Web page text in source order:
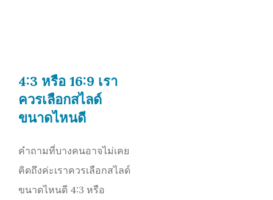
4:3 หรือ 16:9 เรา
ควรเลือกสไลด์
ขนาดไหนดี
คำถามที่บางคนอาจไม่เคย
คิดถึงค่ะเราควรเลือกสไลด์
ขนาดไหนดี 4:3 หรือ